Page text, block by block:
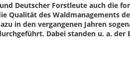
Deutscher Forstleute auch die
Qualität des Waldmanagements
in den vergangenen Jahren
Dabei standen u. a. der